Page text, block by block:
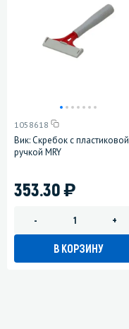
1058618
Вик: Скребок с пластиковой
ручкой MRY
353.30)
- +
В КОРЗИНУ